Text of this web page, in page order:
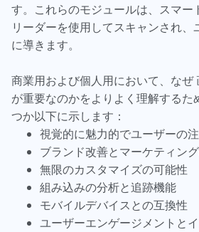
す。これらのモジュールは、スマー
リーダーを使用してスキャンされ、
に導きます。
商業用および個人用において、なぜ
が重要なのかをよりよく理解するた
つか以下に示します：
視覚的に魅力的でユーザーの
ブランド改善とマーケティン
無限のカスタマイズの可能性
組み込みの分析と追跡機能
モバイルデバイスとの互換性
ユーザーエンゲージメントと